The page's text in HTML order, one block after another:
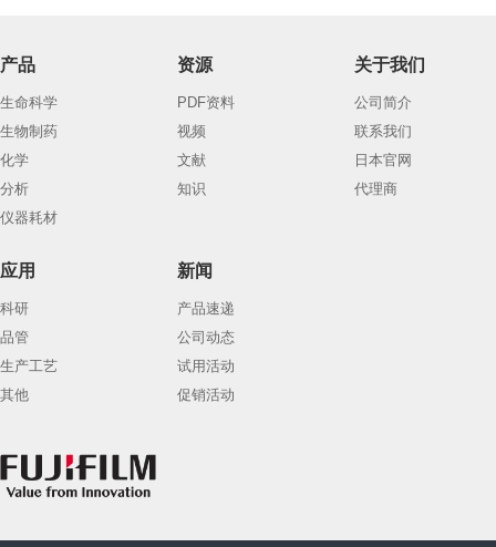
产品
生命科学
生物制药
化学
分析
仪器耗材
资源
PDF资料
视频
文献
知识
关于我们
公司简介
联系我们
日本官网
代理商
应用
科研
品管
生产工艺
其他
新闻
产品速递
公司动态
试用活动
促销活动